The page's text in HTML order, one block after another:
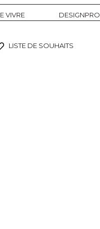
VIVRE DESIGNPRO
LISTE DE SOUHAITS